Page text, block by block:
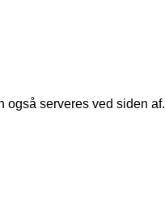
også serveres ved siden af.